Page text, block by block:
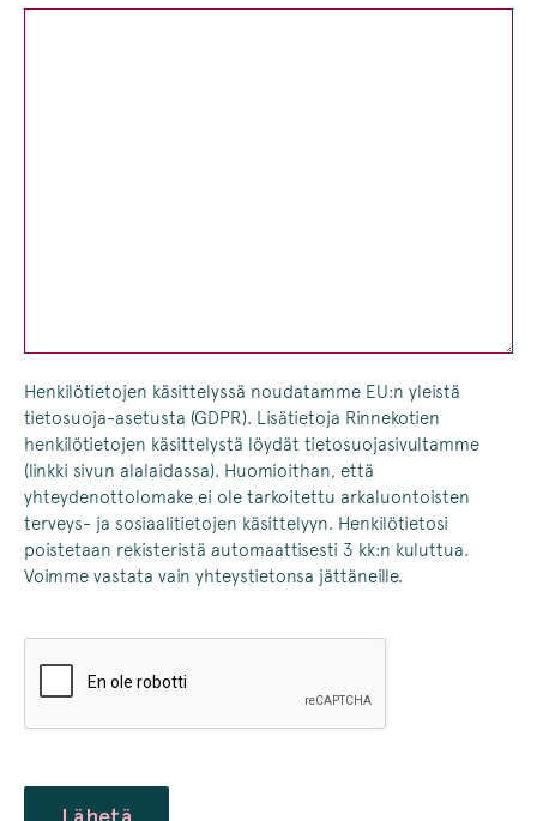
Henkilötietojen käsittelyssä noudatamme EU:n yleistä
tietosuoja-asetusta (GDPR). Lisätietoja Rinnekotien
henkilötietojen käsittelystä löydät tietosuojasivultamme
(linkki sivun alalaidassa). Huomioithan, että
yhteydenottolomake ei ole tarkoitettu arkaluontoisten
terveys- ja sosiaalitietojen käsittelyyn. Henkilötietosi
poistetaan rekisteristä automaattisesti 3 kk:n kuluttua.
Voimme vastata vain yhteystietonsa jättäneille.